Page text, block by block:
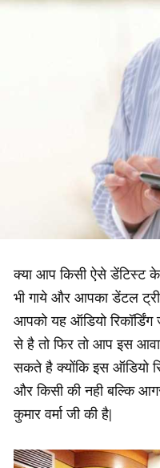
क्या आप किसी ऐसे डेंटिस्ट
भी गाये और आपका डेंटल
आपको यह ऑडियो
से है तो फिर तो आप इस
सकते है क्योंकि इस ऑडियो
और किसी की नही बल्कि
कुमार वर्मा जी की है|